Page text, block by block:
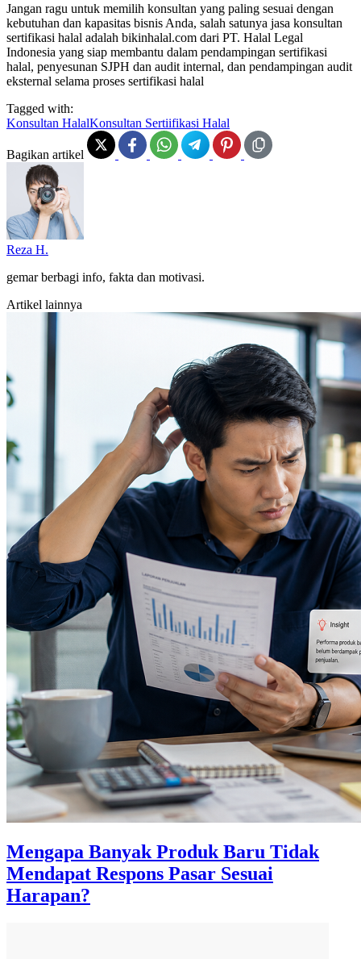
Jangan ragu untuk memilih konsultan yang paling sesuai dengan
kebutuhan dan kapasitas bisnis Anda, salah satunya jasa konsultan
sertifikasi halal adalah bikinhalal.com dari PT. Halal Legal
Indonesia yang siap membantu dalam pendampingan sertifikasi
halal, penyesunan SJPH dan audit internal, dan pendampingan audit
eksternal selama proses sertifikasi halal
Tagged with:
Konsultan HalalKonsultan Sertiifikasi Halal
Bagikan artikel
Reza H.
gemar berbagi info, fakta dan motivasi.
Artikel lainnya
Mengapa Banyak Produk Baru Tidak
Mendapat Respons Pasar Sesuai
Harapan?